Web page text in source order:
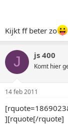
Kijkt ff beter zo
J js 400
Komt hier
14 feb 2011
][rquote[/rquote]